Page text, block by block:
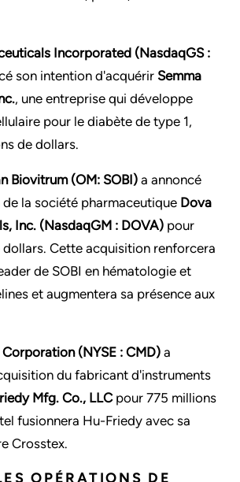
Incorporated (NasdaqGS :
son intention d'acquérir Semma
, une entreprise qui développe
pour le diabète de type 1,
de dollars.
Biovitrum (OM: SOBI) a annoncé
la société pharmaceutique Dova
Inc. (NasdaqGM : DOVA) pour
Cette acquisition renforcera
de SOBI en hématologie et
et augmentera sa présence aux
(NYSE : CMD) a
du fabricant d'instruments
Mfg. Co., LLCpour 775 millions
fusionnera Hu-Friedy avec sa
Crosstex.
OPÉRATIONS DE